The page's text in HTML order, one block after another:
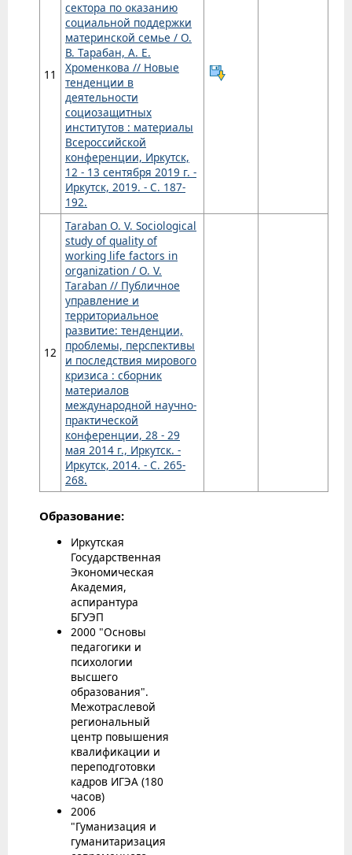
11
сектора по оказанию
социальной поддержки
материнской семье / О.
В. Тарабан, А. Е.
Хроменкова // Новые
тенденции в
деятельности
социозащитных
институтов : материалы
Всероссийской
конференции, Иркутск,
12 - 13 сентября 2019 г. -
Иркутск, 2019. - С. 187-
192.
12
Taraban O. V. Sociological
study of quality of
working life factors in
organization / O. V.
Taraban // Публичное
управление и
территориальное
развитие: тенденции,
проблемы, перспективы
и последствия мирового
кризиса : сборник
материалов
международной научно-
практической
конференции, 28 - 29
мая 2014 г., Иркутск. -
Иркутск, 2014. - С. 265-
268.
Образование:
Иркутская
Государственная
Экономическая
Академия,
аспирантура
БГУЭП
2000 "Основы
педагогики и
психологии
высшего
образования".
Межотраслевой
региональный
центр повышения
квалификации и
переподготовки
кадров ИГЭА (180
часов)
2006
"Гуманизация и
гуманитаризация